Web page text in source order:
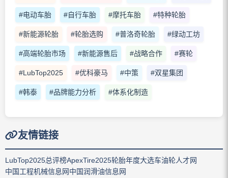
#电动车胎 #自行车胎 #摩托车胎 #特种轮胎
#新能源轮胎 #轮胎选购 #普洛奇轮胎 #绿动工坊
#高端轮胎市场 #新能源售后 #战略合作 #赛轮
#LubTop2025 #优科豪马 #中策 #双星集团
#韩泰 #品牌能力分析 #体系化制造
友情链接
LubTop2025总评榜ApexTire2025轮胎年度大选车油轮人才网
中国工程机械信息网中国润滑油信息网